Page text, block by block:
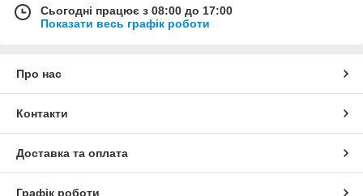
Сьогодні працює з 08:00 до 17:00
Показати весь графік роботи
Про нас
Контакти
Доставка та оплата
Графік роботи